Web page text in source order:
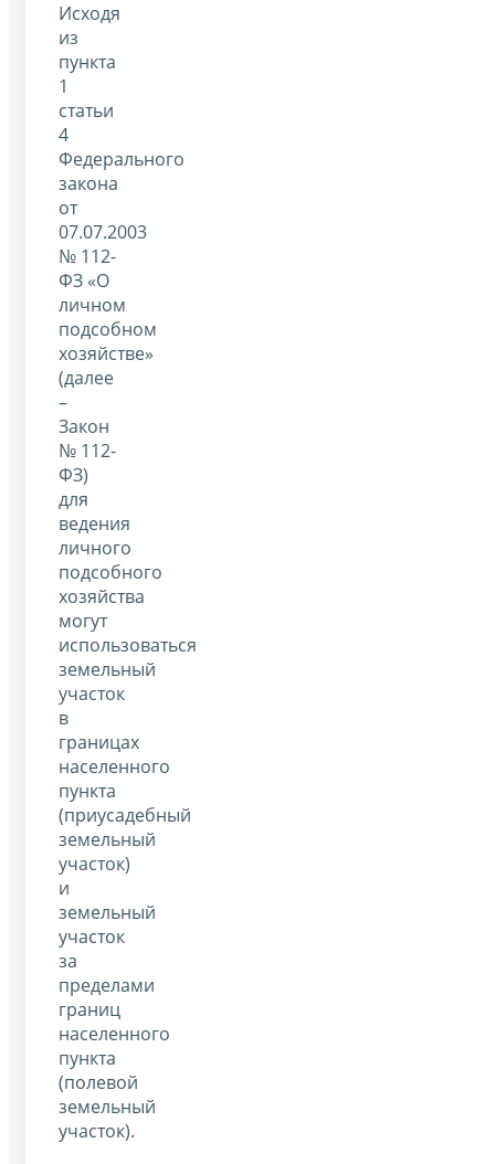
Исходя
из
пункта
1
статьи
4
Федерального
закона
от
07.07.2003
№ 112-
ФЗ «О
личном
подсобном
хозяйстве»
(далее
–
Закон
№ 112-
ФЗ)
для
ведения
личного
подсобного
хозяйства
могут
использоваться
земельный
участок
в
границах
населенного
пункта
(приусадебный
земельный
участок)
и
земельный
участок
за
пределами
границ
населенного
пункта
(полевой
земельный
участок).